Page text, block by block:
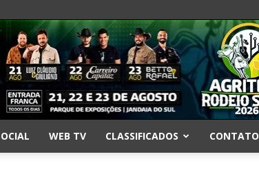
WEB TV CLASSIFICADOS CONTATO